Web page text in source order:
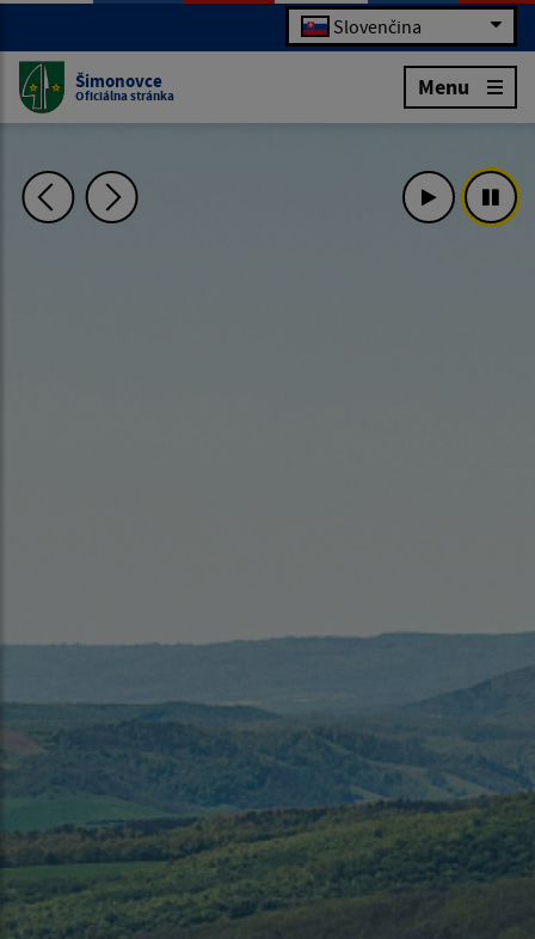
Slovenčina
Šimonovce
Oficiálna stránka Menu